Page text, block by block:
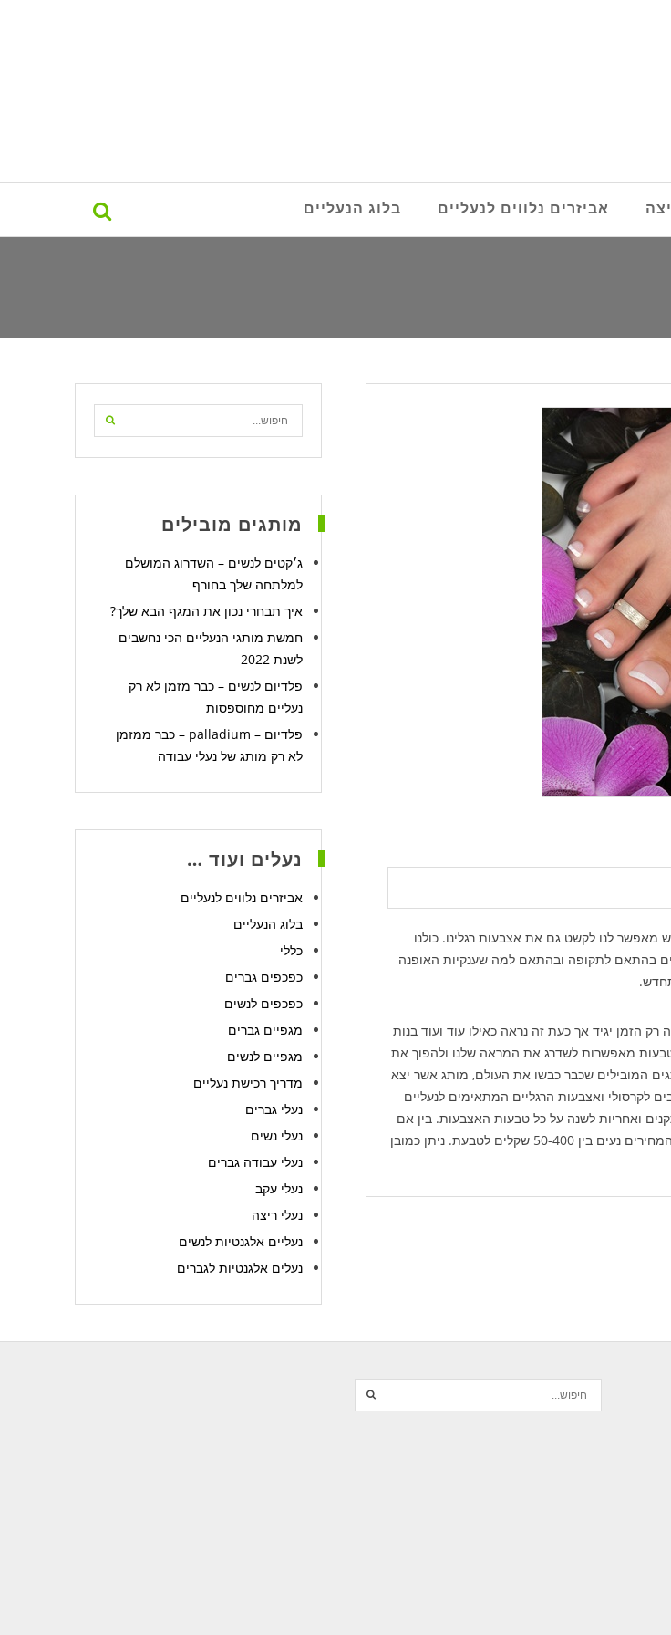
אביזרים נלווים לנעליים בלוג הנעליים
לנו לקשט גם את אצבעות רגלינו. כולנו
בהתאם לתקופה ובהתאם למה שענקיות האופנה
יגיד אך כעת זה נראה כאילו עוד ועוד בנות
טבעות מאפשרות לשדרג את המראה שלנו ולהפוך את
המובילים שכבר כבשו את העולם, מותג אשר יצא
לקרסולי ואצבעות הרגליים המתאימים לנעליים
ואחריות לשנה על כל טבעות האצבעות. בין אם
תבחרו לרכוש את הטבעת שלכם ממגנוליה ובין אם ממותג או חנות אינטרנטית אחרים המחירים נעים בין 50-400 שקלים לטבעת. ניתן כמובן
מותגים מובילים
ג׳קטים לנשים – השדרוג המושלם
למלתחה שלך בחורף
איך תבחרי נכון את המגף הבא שלך?
חמשת מותגי הנעליים הכי נחשבים
לשנת 2022
פלדיום לנשים – כבר מזמן לא רק
נעליים מחוספסות
פלדיום – palladium – כבר ממזמן
לא רק מותג של נעלי עבודה
נעלים ועוד …
אביזרים נלווים לנעליים
בלוג הנעליים
כללי
כפכפים גברים
כפכפים לנשים
מגפיים גברים
מגפיים לנשים
מדריך רכישת נעליים
נעלי גברים
נעלי נשים
נעלי עבודה גברים
נעלי עקב
נעלי ריצה
נעליים אלגנטיות לנשים
נעלים אלגנטיות לגברים